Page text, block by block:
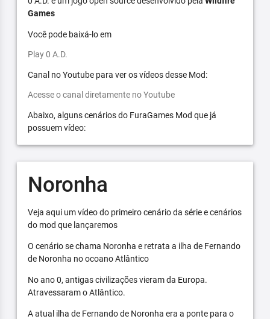
Games
Você pode baixá-lo em
Play 0 A.D.
Canal no Youtube para ver os vídeos desse Mod:
Acesse o canal diretamente no Youtube
Abaixo, alguns cenários do FuraGames Mod que já
possuem vídeo:
Noronha
Veja aqui um vídeo do primeiro cenário da série e cenários
do mod que lançaremos
O cenário se chama Noronha e retrata a ilha de Fernando
de Noronha no ocoano Atlântico
No ano 0, antigas civilizações vieram da Europa.
Atravessaram o Atlântico.
A atual ilha de Fernando de Noronha era a ponte para o